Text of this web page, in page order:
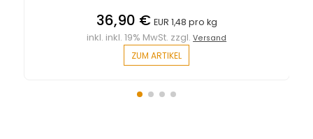
36,90 € EUR 1,48 pro kg
inkl. inkl. 19% MwSt. zzgl.Versand
ZUM ARTIKEL